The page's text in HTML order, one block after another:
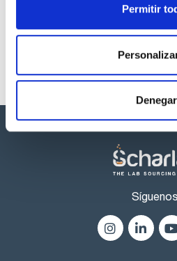
Permitir
Denegar